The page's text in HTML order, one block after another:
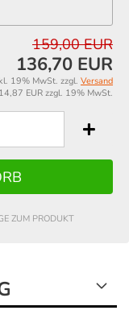
159,00 EUR
136,70 EUR
19% MwSt. zzgl. Versand
EUR zzgl. 19% MwSt.
ZUM PRODUKT